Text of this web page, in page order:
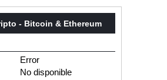
- Bitcoin & Ethereum
Error
No disponible